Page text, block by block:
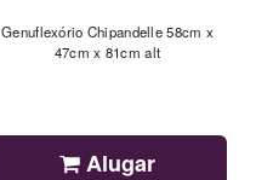
Genuflexório Chipandelle 58cm x
47cm x 81cm alt
Alugar